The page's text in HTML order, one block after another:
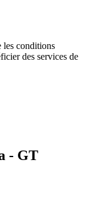
les conditions
des services de
- GT